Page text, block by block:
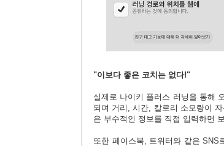
"이보다 좋은 코치는 없다!"
실제로 나이키 플러스 러닝을 통해
되며 거리, 시간, 칼로리 소모량이
은 부수적인 정보를 직접 입력하면
또한 페이스북, 트위터와 같은 SNS